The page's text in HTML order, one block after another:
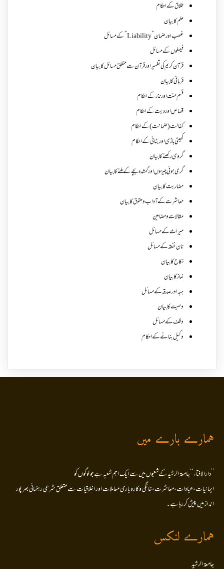
طلاق کے احکام
علم کا بیان
غصب اورضمان”Liability” کے مسائل
فیصلوں کے مسائل
قرآن کریم کی تفسیر اور قرآن سے متعلق مسائل کا بیان
قربانی کا بیان
قسم منت اور نذر کے احکام
قصاص اور دیت کے احکام
کفالت (ضمانت) کے احکام
کھیتی باڑی اور بٹائی کے احکام
گروی رکھنے کا بیان
گری ہوئی چیزوں اورگمشدہ بچے کے ملنے کا بیان
مضاربت کا بیان
معاشرت کے آداب و حقوق کا بیان
مقالات ومضامین
میراث کے مسائل
نان نفقہ کے مسائل
نکاح کا بیان
نماز کا بیان
ہبہ اور صدقہ کے مسائل
وصیت کا بیان
وقف کے مسائل
وکیل بنانے کے احکام
ہمارے بارے میں
’’دارالافتاء ‘‘جامعۃ الرشید کےشعبوں میں سے ایک اہم شعبہ ہے جو لوگوں کو
ایمانیات،عبادات،معاشرت،خانگی وکاروباری معاملات اور اخلاقیات سے متعلق شرعی رہنمائی بھر پور
انداز میں پیش کررہا ہے۔
ہمارے لنکس
جامعۃ الرشید